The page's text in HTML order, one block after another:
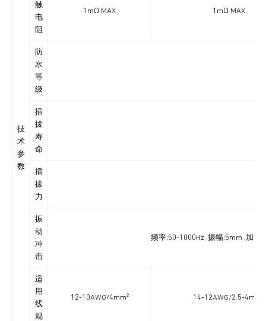
技
术
参
数
触
电
阻
1mΩ MAX 1mΩ MAX
防
水
等
级
插
拔
寿
命
插
拔
力
振
动
冲
击
频率:50-1000Hz ,振幅:5mm ,加
适
用
线
规
12-10AWG/4mm² 14-12AWG/2.5-4mm²